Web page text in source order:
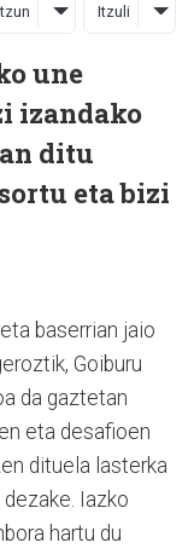
Itzuli
une
izandako
ditu
eta bizi
baserrian jaio
Goiburu
da gaztetan
eta desafioen
dituela lasterka
Iazko
hartu du